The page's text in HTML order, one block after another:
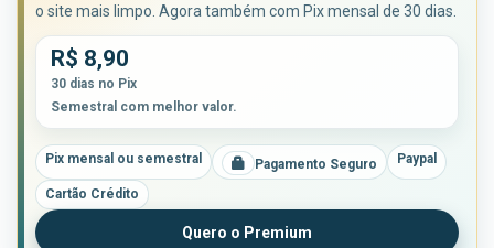
o site mais limpo. Agora também com Pix mensal de 30 dias.
R$ 8,90
30 dias no Pix
Semestral com melhor valor.
Pix mensal ou semestral Pagamento Seguro Paypal
Cartão Crédito
Quero o Premium